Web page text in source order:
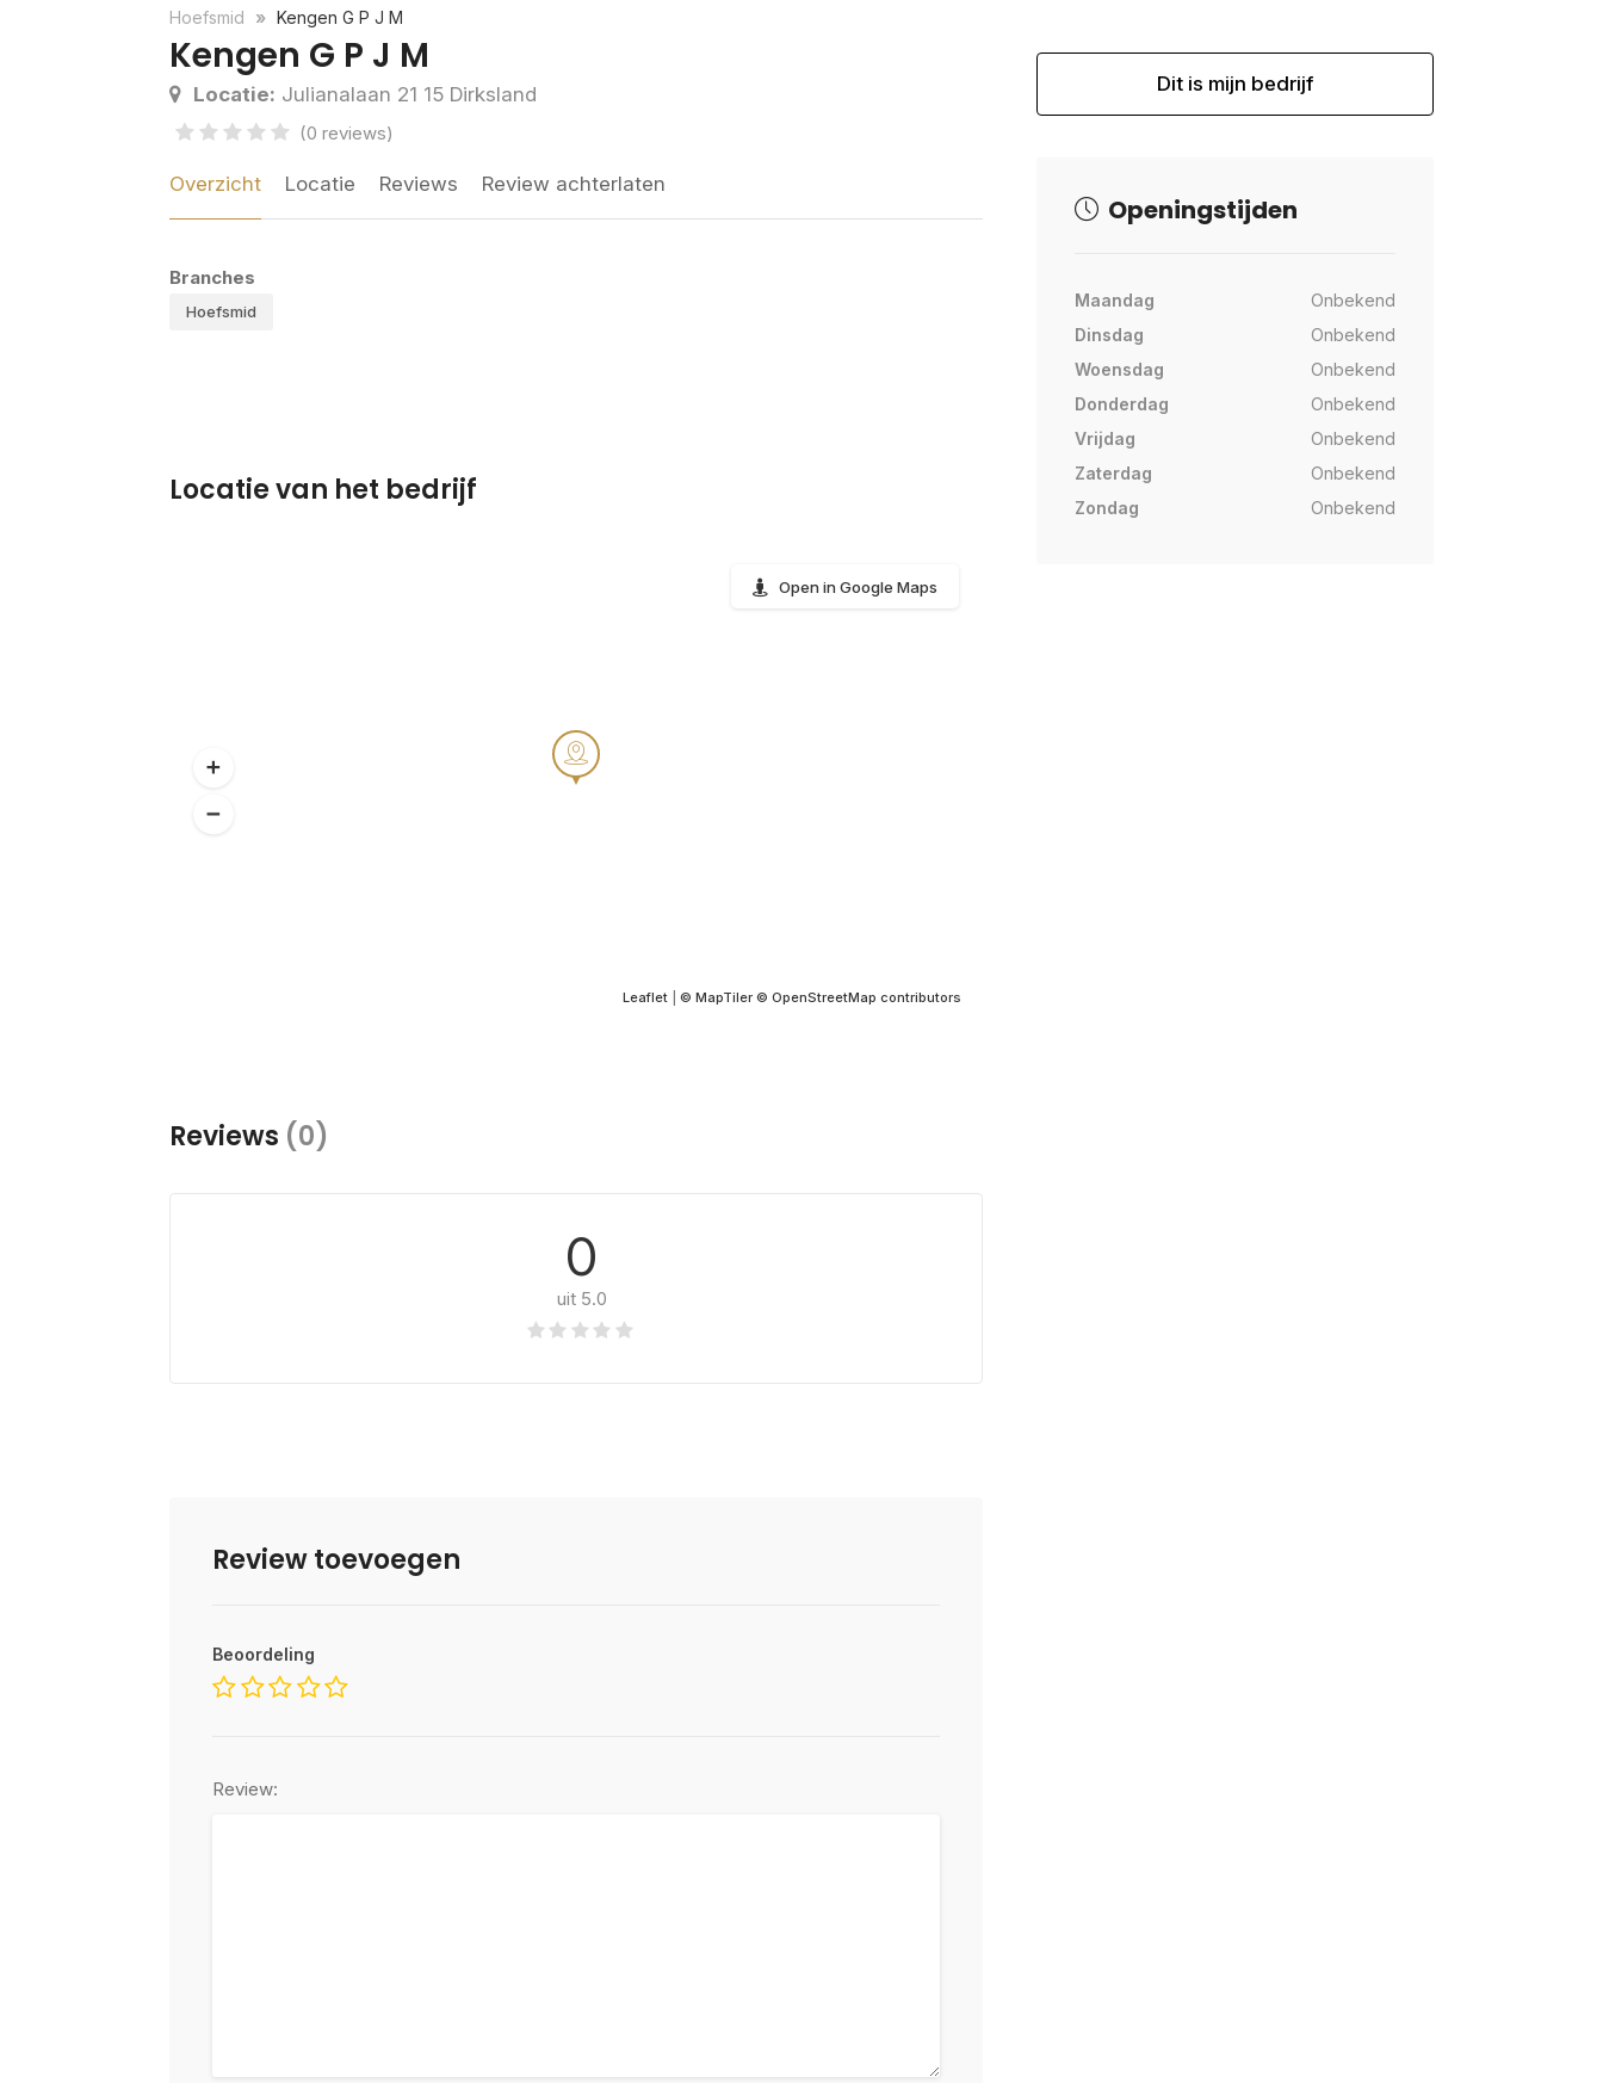
Hoefsmid Kengen G P J M
Kengen G P J M
Locatie: Julianalaan 21 15 Dirksland
(0 reviews)
Overzicht Locatie Reviews Review achterlaten
Branches
Hoefsmid
Locatie van het bedrijf
Leaflet| © MapTiler © OpenStreetMap contributors
Open in Google Maps
Reviews (0)
0
uit 5.0
Review toevoegen
Beoordeling
Review:
Dit is mijn bedrijf
Openingstijden
Maandag
Onbekend
Dinsdag
Onbekend
Woensdag
Onbekend
Donderdag
Onbekend
Vrijdag
Onbekend
Zaterdag
Onbekend
Zondag
Onbekend